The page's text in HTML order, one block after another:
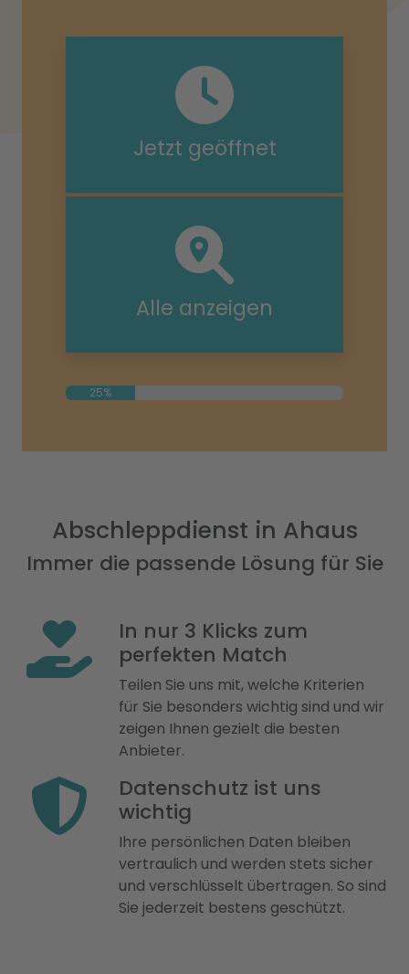
Jetzt geöffnet
Alle anzeigen
25%
Abschleppdienst in Ahaus
Immer die passende Lösung für Sie
In nur 3 Klicks zum
perfekten Match
Teilen Sie uns mit, welche Kriterien
für Sie besonders wichtig sind und wir
zeigen Ihnen gezielt die besten
Anbieter.
Datenschutz ist uns
wichtig
Ihre persönlichen Daten bleiben
vertraulich und werden stets sicher
und verschlüsselt übertragen. So sind
Sie jederzeit bestens geschützt.